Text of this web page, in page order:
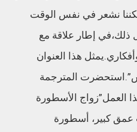
نشعر في نفس الوقت
ذلك،في إطار علاقة مع
هذا العنوان
المترجمة
العمل”زواج الأسطورة
عمق كبير، أسطورة